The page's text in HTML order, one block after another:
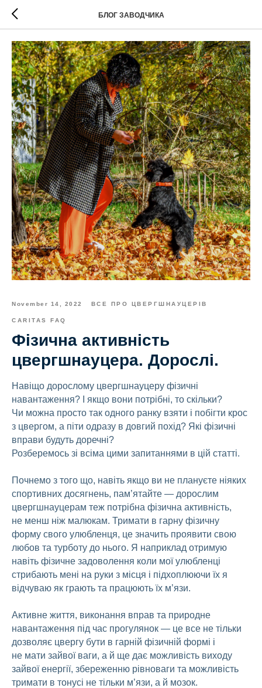
БЛОГ ЗАВОДЧИКА
November 14, 2022 ВСЕ ПРО ЦВЕРГШНАУЦЕРІВ
CARITAS FAQ
Фізична активність
цвергшнауцера. Дорослі.
Навіщо дорослому цвергшнауцеру фізичні
навантаження? І якщо вони потрібні, то скільки?
Чи можна просто так одного ранку взяти і побігти крос
з цвергом, а піти одразу в довгий похід? Які фізичні
вправи будуть доречні?
Розберемось зі всіма цими запитаннями в цій статті.
Почнемо з того що, навіть якщо ви не плануєте ніяких
спортивних досягнень, пам’ятайте — дорослим
цвергшнауцерам теж потрібна фізична активність,
не менш ніж малюкам. Тримати в гарну фізичну
форму свого улюбленця, це значить проявити свою
любов та турботу до нього. Я наприклад отримую
навіть фізичне задоволення коли мої улюбленці
стрибають мені на руки з місця і підхоплюючи їх я
відчуваю як грають та працюють їх м’язи.
Активне життя, виконання вправ та природне
навантаження під час прогулянок — це все не тільки
дозволяє цвергу бути в гарній фізичній формі і
не мати зайвої ваги, а й ще дає можливість виходу
зайвої енергії, збереженню рівноваги та можливість
тримати в тонусі не тільки м’язи, а й мозок.